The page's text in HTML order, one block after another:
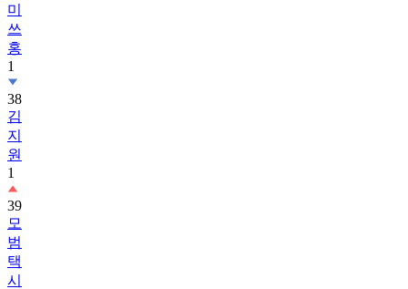
미
쓰
홍
1
38
김
지
원
1
39
모
범
택
시